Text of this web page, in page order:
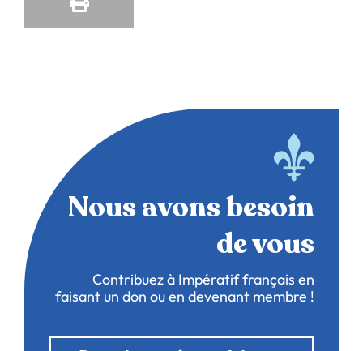
Nous avons besoin
de vous
Contribuez à Impératif français en
faisant un don ou en devenant membre !